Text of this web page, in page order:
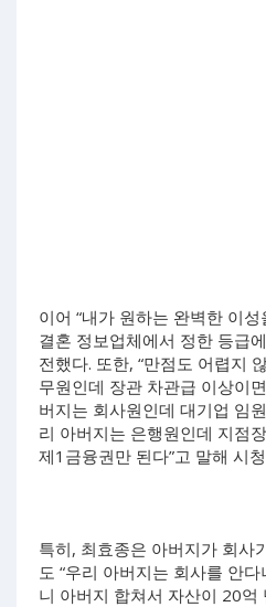
이어 “내가 원하는 완벽한 이
결혼 정보업체에서 정한 등급
전했다. 또한, “만점도 어렵지
무원인데 장관 차관급 이상이
버지는 회사원인데 대기업 임
리 아버지는 은행원인데 지점
제1금융권만 된다”고 말해 시
특히, 최효종은 아버지가 회사
도 “우리 아버지는 회사를 안
니 아버지 합쳐서 자산이 20억